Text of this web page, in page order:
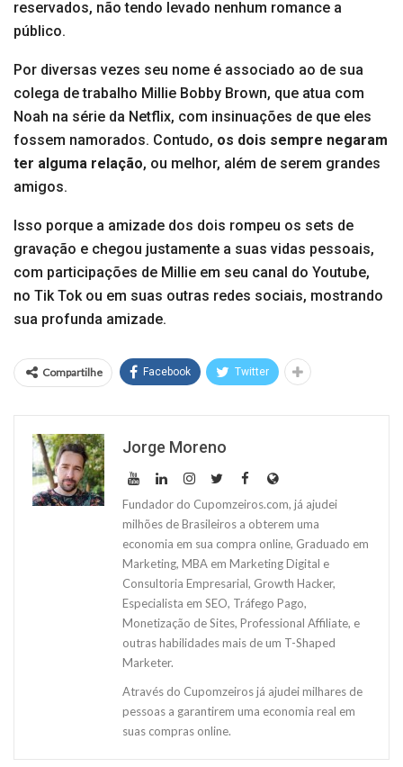
reservados, não tendo levado nenhum romance a
público.
Por diversas vezes seu nome é associado ao de sua
colega de trabalho Millie Bobby Brown, que atua com
Noah na série da Netflix, com insinuações de que eles
fossem namorados. Contudo, os dois sempre negaram
ter alguma relação, ou melhor, além de serem grandes
amigos.
Isso porque a amizade dos dois rompeu os sets de
gravação e chegou justamente a suas vidas pessoais,
com participações de Millie em seu canal do Youtube,
no Tik Tok ou em suas outras redes sociais, mostrando
sua profunda amizade.
Compartilhe Facebook Twitter
Jorge Moreno
Fundador do Cupomzeiros.com, já ajudei
milhões de Brasileiros a obterem uma
economia em sua compra online, Graduado em
Marketing, MBA em Marketing Digital e
Consultoria Empresarial, Growth Hacker,
Especialista em SEO, Tráfego Pago,
Monetização de Sites, Professional Affiliate, e
outras habilidades mais de um T-Shaped
Marketer.
Através do Cupomzeiros já ajudei milhares de
pessoas a garantirem uma economia real em
suas compras online.